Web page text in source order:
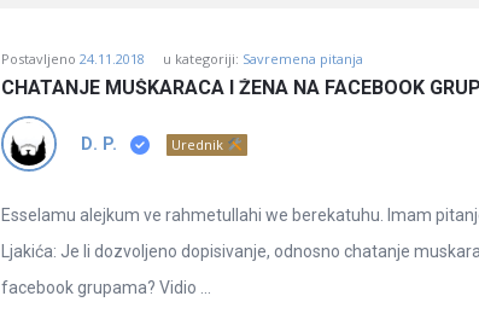
Postavljeno 24.11.2018 u kategoriji: Savremena pitanja
CHATANJE MUŠKARACA I ŽENA NA FACEBOOK
D. P. Urednik
Esselamu alejkum ve rahmetullahi we berekatuhu. Imam
Ljakića: Je li dozvoljeno dopisivanje, odnosno chatanje
facebook grupama? Vidio ...